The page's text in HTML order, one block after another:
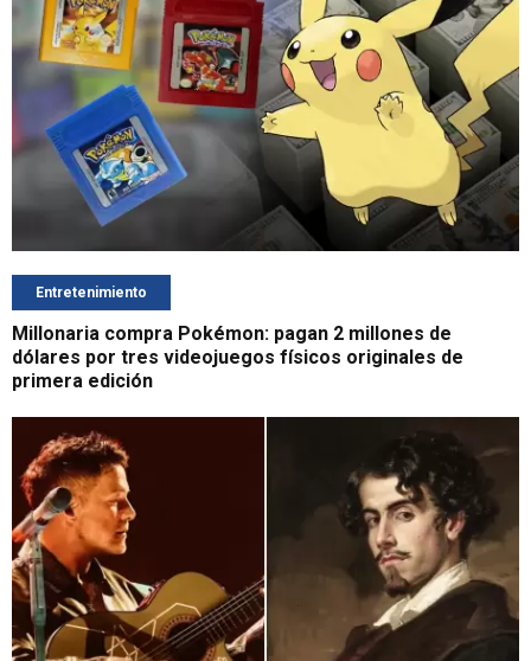
Entretenimiento
Millonaria compra Pokémon: pagan 2 millones de
dólares por tres videojuegos físicos originales de
primera edición